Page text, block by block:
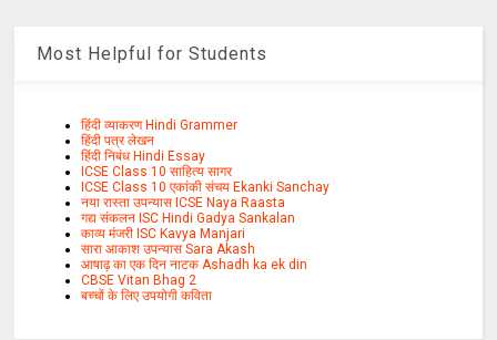
Most Helpful for Students
हिंदी व्याकरण Hindi Grammer
हिंदी पत्र लेखन
हिंदी निबंध Hindi Essay
ICSE Class 10 साहित्य सागर
ICSE Class 10 एकांकी संचय Ekanki Sanchay
नया रास्ता उपन्यास ICSE Naya Raasta
गद्य संकलन ISC Hindi Gadya Sankalan
काव्य मंजरी ISC Kavya Manjari
सारा आकाश उपन्यास Sara Akash
आषाढ़ का एक दिन नाटक Ashadh ka ek din
CBSE Vitan Bhag 2
बच्चों के लिए उपयोगी कविता